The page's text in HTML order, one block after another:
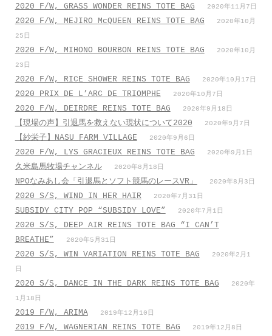
2020 F/W, GRASS WONDER REINS TOTE BAG 2020年11月7日
2020 F/W, MEJIRO McQUEEN REINS TOTE BAG
2020年10月
25日
2020 F/W, MIHONO BOURBON REINS TOTE BAG
2020年10月
23日
2020 F/W, RICE SHOWER REINS TOTE BAG 2020年10月17日
2020 PRIX DE L’ARC DE TRIOMPHE 2020年10月7日
2020 F/W, DEIRDRE REINS TOTE BAG 2020年9月18日
【現場の声】引退馬を救えない現状について2020 2020年9月7日
【紗栄子】NASU FARM VILLAGE 2020年9月6日
2020 F/W, LYS GRACIEUX REINS TOTE BAG 2020年9月1日
久米島馬牧場チャンネル 2020年8月18日
NPOなみあし会「引退馬とソフト競馬のレースVR」 2020年8月3日
2020 S/S, WIND IN HER HAIR 2020年7月31日
SUBSIDY CITY POP “SUBSIDY LOVE” 2020年7月1日
2020 S/S, DEEP AIR REINS TOTE BAG “I CAN’T
BREATHE”
2020年5月31日
2020 S/S, WIN VARIATION REINS TOTE BAG
2020年2月1
日
2020 S/S, DANCE IN THE DARK REINS TOTE BAG
2020年
1月18日
2019 F/W, ARIMA 2019年12月10日
2019 F/W, WAGNERIAN REINS TOTE BAG 2019年12月8日